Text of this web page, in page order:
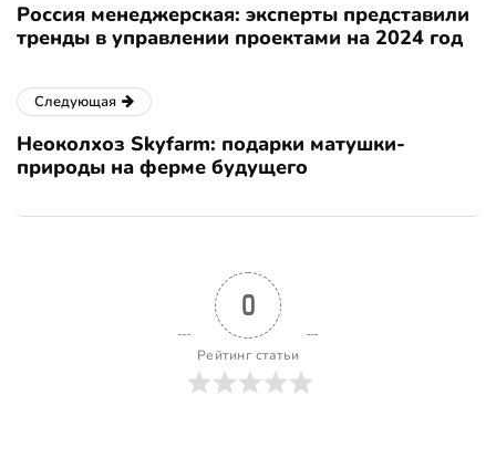
Россия менеджерская: эксперты представили
тренды в управлении проектами на 2024 год
Следующая
Неоколхоз Skyfarm: подарки матушки-
природы на ферме будущего
0
Рейтинг статьи